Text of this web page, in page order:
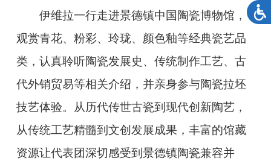
伊维拉一行走进景德镇中国陶瓷博物馆，
观赏青花、粉彩、玲珑、颜色釉等经典瓷艺品
类，认真聆听陶瓷发展史、传统制作工艺、古
代外销贸易等相关介绍，并亲身参与陶瓷拉坯
技艺体验。从历代传世古瓷到现代创新陶艺，
从传统工艺精髓到文创发展成果，丰富的馆藏
资源让代表团深切感受到景德镇陶瓷兼容并